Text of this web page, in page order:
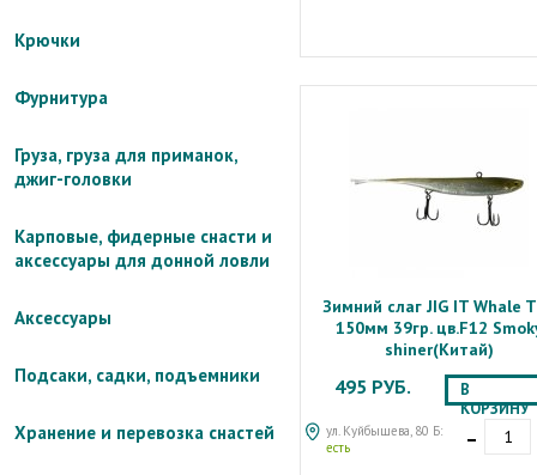
Крючки
Фурнитура
Груза, груза для приманок,
джиг-головки
Карповые, фидерные снасти и
аксессуары для донной ловли
Аксессуары
Подсаки, садки, подъемники
Хранение и перевозка снастей
Зимний слаг JIG IT Whale
150мм 39гр. цв.F12
shiner(Китай)
495 РУБ.
ул. Куйбышева, 80 Б:
есть
В
КОРЗИНУ
-